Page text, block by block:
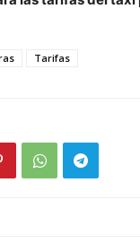
Tarifas